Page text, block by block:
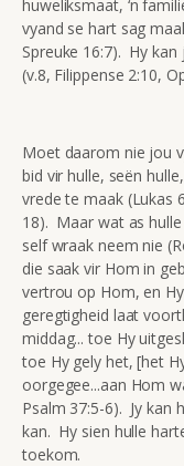
huweliksmaat, ‘n
vyand se hart sag
Spreuke 16:7). Hy
(v.8, Filippense 2:10,
Moet daarom nie jou
bid vir hulle, seën
vrede te maak (Lukas
18). Maar wat as
self wraak neem nie
die saak vir Hom in
vertrou op Hom, en
geregtigheid laat
middag... toe Hy
toe Hy gely het, [het
oorgegee...aan Hom
Psalm 37:5-6). Jy kan
kan. Hy sien hulle
toekom.